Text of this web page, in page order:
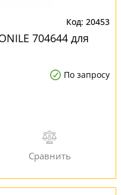
20453
704644 для
По запросу